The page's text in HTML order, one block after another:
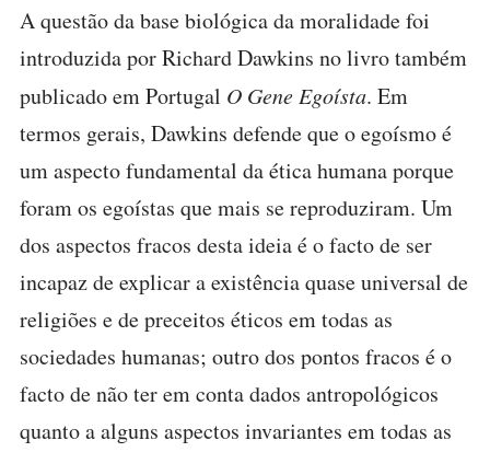
A questão da base biológica da moralidade foi
introduzida por Richard Dawkins no livro também
publicado em Portugal O Gene Egoísta. Em
termos gerais, Dawkins defende que o egoísmo é
um aspecto fundamental da ética humana porque
foram os egoístas que mais se reproduziram. Um
dos aspectos fracos desta ideia é o facto de ser
incapaz de explicar a existência quase universal de
religiões e de preceitos éticos em todas as
sociedades humanas; outro dos pontos fracos é o
facto de não ter em conta dados antropológicos
quanto a alguns aspectos invariantes em todas as